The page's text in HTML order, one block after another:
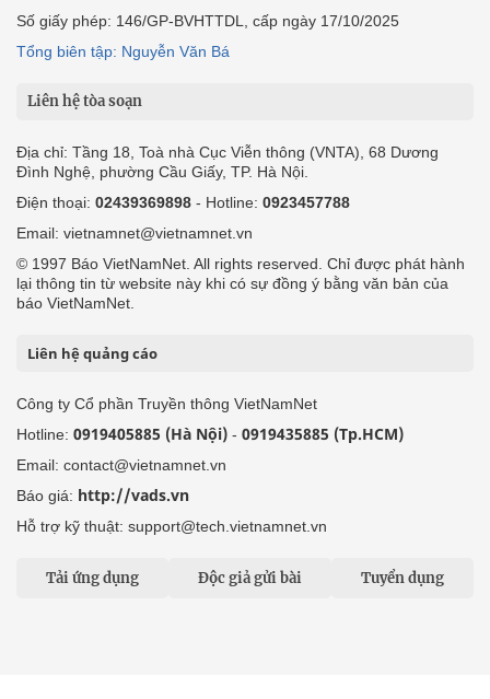
Số giấy phép: 146/GP-BVHTTDL, cấp ngày 17/10/2025
Tổng biên tập: Nguyễn Văn Bá
Liên hệ tòa soạn
Địa chỉ: Tầng 18, Toà nhà Cục Viễn thông (VNTA), 68 Dương
Đình Nghệ, phường Cầu Giấy, TP. Hà Nội.
Điện thoại: 02439369898 - Hotline: 0923457788
Email: vietnamnet@vietnamnet.vn
© 1997 Báo VietNamNet. All rights reserved. Chỉ được phát hành
lại thông tin từ website này khi có sự đồng ý bằng văn bản của
báo VietNamNet.
Liên hệ quảng cáo
Công ty Cổ phần Truyền thông VietNamNet
Hotline: 0919405885 (Hà Nội) - 0919435885 (Tp.HCM)
Email: contact@vietnamnet.vn
Báo giá: http://vads.vn
Hỗ trợ kỹ thuật: support@tech.vietnamnet.vn
Tải ứng dụng Độc giả gửi bài Tuyển dụng